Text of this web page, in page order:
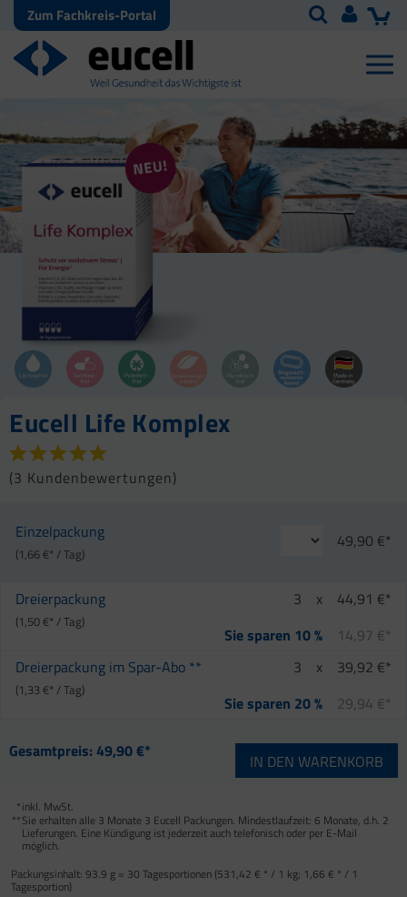
Zum Fachkreis-Portal
Eucell Life Komplex
(3 Kundenbewertungen)
Einzelpackung
(1,66 €* / Tag)
49,90 €*
Dreierpackung
(1,50 €* / Tag)
3
x
Sie sparen 10 %
44,91 €*
14,97 €*
Dreierpackung im Spar-Abo **
(1,33 €* / Tag)
3
x
Sie sparen 20 %
39,92 €*
29,94 €*
Gesamtpreis: 49,90 €* IN DEN WARENKORB
*inkl. MwSt.
**Sie erhalten alle 3 Monate 3 Eucell Packungen. Mindestlaufzeit: 6 Monate, d.h. 2
Lieferungen. Eine Kündigung ist jederzeit auch telefonisch oder per E-Mail
möglich.
Packungsinhalt: 93.9 g = 30 Tagesportionen (531,42 € * / 1 kg; 1,66 € * / 1
Tagesportion)